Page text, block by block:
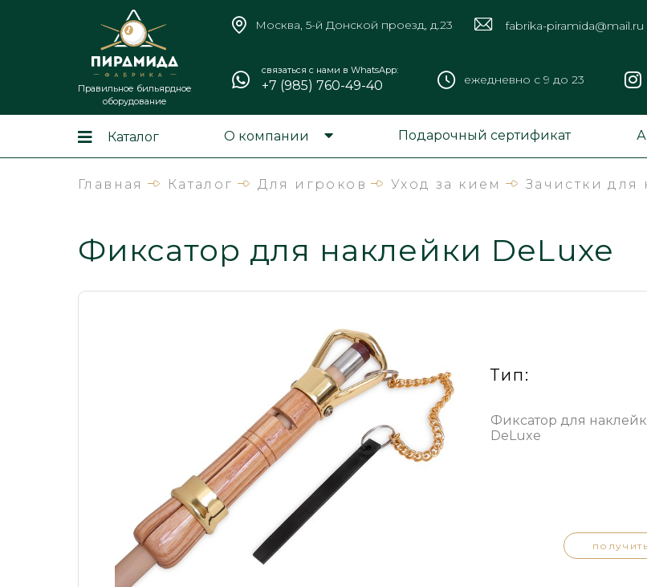
Правильное бильярдное
оборудование
Москва, 5-й Донской проезд, д.23 fabrika-piramida@mail.ru
связаться с нами в WhatsApp:
+7 (985) 760-49-40 ежедневно с 9 до 23
Каталог О компании Подарочный сертификат
Главная Каталог Для игроков Уход за кием Зачистки для
Фиксатор для наклейки DeLuxe
Тип:
Фиксатор для
DeLuxe